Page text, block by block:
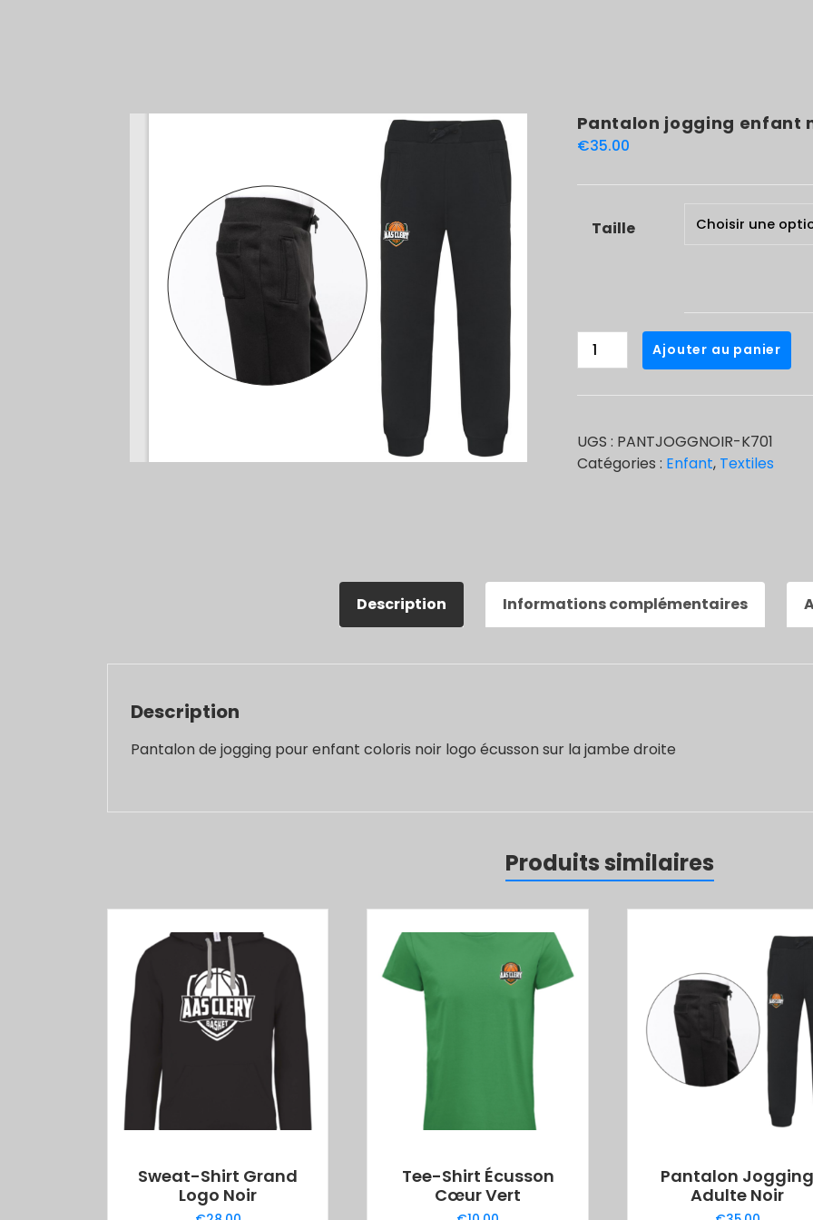
Pantalon jogging enfant
€35.00
Taille
quantité
de
noir
Ajouter au panier
UGS : PANTJOGGNOIR-K701
Catégories : Enfant, Textiles
Description Informations complémentaires
Description
Pantalon de jogging pour enfant coloris noir logo écusson sur la jambe droite
Produits similaires
Sweat-Shirt Grand
Logo Noir
Tee-Shirt Écusson
Cœur Vert
Pantalon
Adulte Noir